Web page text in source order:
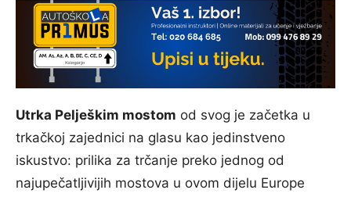
Utrka Pelješkim mostom od svog je začetka u
trkačkoj zajednici na glasu kao jedinstveno
iskustvo: prilika za trčanje preko jednog od
najupečatljivijih mostova u ovom dijelu Europe